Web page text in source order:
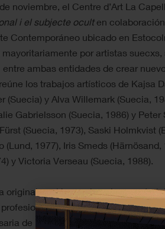
noviembre, el Centre d’Art La
i el subjecte oculten
Contemporáneo ubicado en
por artistas
ambas entidades de crear
los trabajos artísticos de Kajsa
(Suecia) y Alva Willemark (Suecia,
Gabrielsson (Suecia, 1986) y Peter
(Suecia, 1973), Saski Holmkvist
(Lund, 1977), Iris Smeds (Härnösand,
y Victoria Verseau (Suecia, 1988).
original nació con el equipo
del arte que trabajan en
de Edición), Martí Manen